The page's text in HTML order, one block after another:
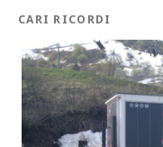
CARI RICORDI